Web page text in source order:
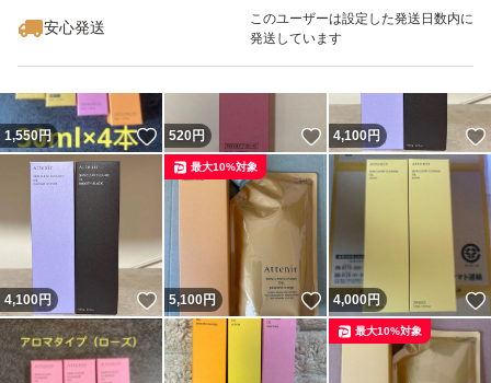
安心発送
このユーザーは設定した発送日数内に
発送しています
1,550円 いいね！
520円 いいね！
4,100円
4,100円 いいね！
5,100円 いいね！
最大10%対象
4,000円
最大10%対象